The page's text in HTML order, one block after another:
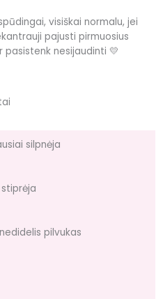
visiškai normalu, jei
pajusti pirmuosius
pasistenk nesijaudinti 💛
silpnėja
pilvukas